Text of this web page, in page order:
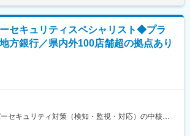
「健全経営に徹する」という理念を掲げ、東証プ
計109拠点を有する第一地方銀行です。
会社の定める業務
ングバンクです。
行経営の要であるデータ利活用業務を担っていた
レンジ：
的な研修システムを採用しています。行内研修と
修、行内資格認定研修などを実施するとともに、
極的に派遣しています。
発支援施策として、公的資格の取得を目指す行員
校等へのスクーリングの機会を与える制度「キャ
ーセキュリティスペシャリスト◆プラ
方銀行／県内外100店舗超の拠点あり
セキュリティ対策（検知・監視・対応）の中核メ